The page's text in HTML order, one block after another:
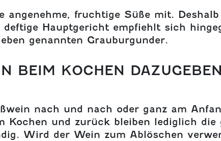
angenehme, fruchtige Süße mit.
deftige Hauptgericht empfiehlt sich
genannten Grauburgunder.
BEIM KOCHEN DAZUGEBEN?
nach und nach oder ganz am
Kochen und zurück bleiben lediglich die
Wird der Wein zum Ablöschen